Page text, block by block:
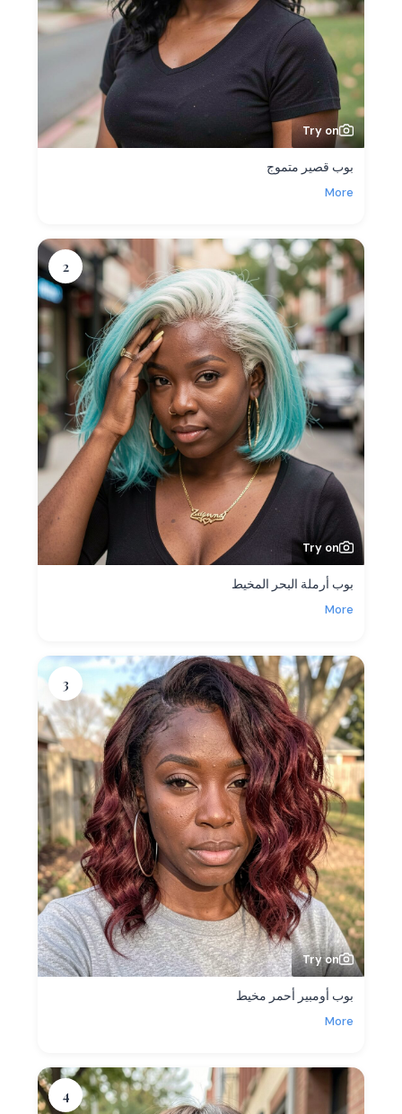
Try on
بوب قصير متموج
More
2
Try on
بوب أرملة البحر المخيط
More
3
Try on
بوب أومبير أحمر مخيط
More
4